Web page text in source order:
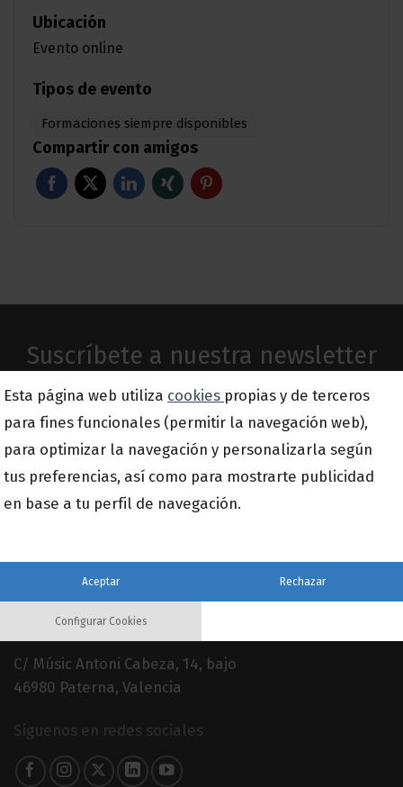
Ubicación
Evento online
Tipos de evento
Formaciones siempre disponibles
Compartir con amigos
Suscríbete a nuestra newsletter
Email
960 079 900
C/ Músic Antoni Cabeza, 14, bajo
46980 Paterna, Valencia
Síguenos en redes sociales
Esta página web utiliza cookies propias y de terceros
para fines funcionales (permitir la navegación web),
para optimizar la navegación y personalizarla según
tus preferencias, así como para mostrarte publicidad
en base a tu perfil de navegación.
Aceptar Rechazar
Configurar Cookies